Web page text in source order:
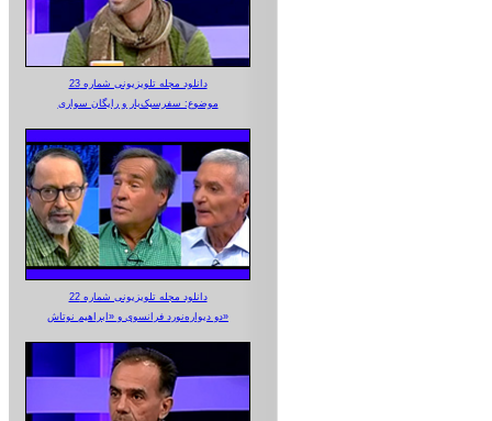
دانلود مجله تلویزیونی شماره 23
موضوع: سفرسبک‌بار و رایگان سواری
دانلود مجله تلویزیونی شماره 22
دو دیواره‌نورد فرانسوی و «ابراهیم نوتاش»